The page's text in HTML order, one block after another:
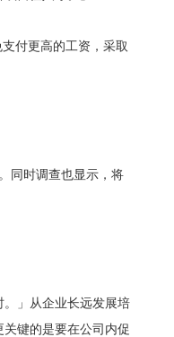
付更高的工资，采取
同时调查也显示，将
」从企业长远发展培
键的是要在公司内促